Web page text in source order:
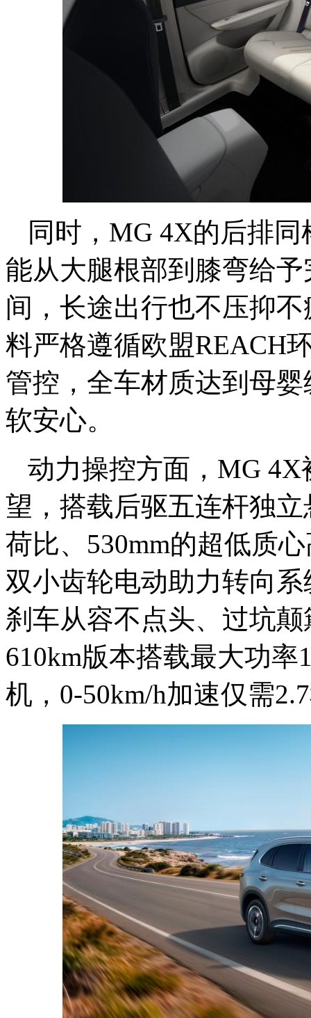
同时，MG 4X的后排
能从大腿根部到膝弯给
间，长途出行也不压抑
料严格遵循欧盟REACH
管控，全车材质达到母
软安心。
动力操控方面，MG 4X
望，搭载后驱五连杆独
荷比、530mm的超低质
双小齿轮电动助力转向
刹车从容不点头、过坑
610km版本搭载最大功率
机，0-50km/h加速仅需